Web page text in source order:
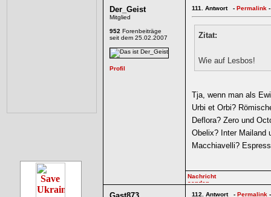
Der_Geist
Mitglied
952 Forenbeiträge
seit dem 25.02.2007
111. Antwort - Permalink -
Zitat:
Wie auf Lesbos!
Tja, wenn man als
Urbi et Orbi?
Deflora? Zero und
Obelix? Inter Mailand
Macchiavelli?
112. Antwort - Permalink -